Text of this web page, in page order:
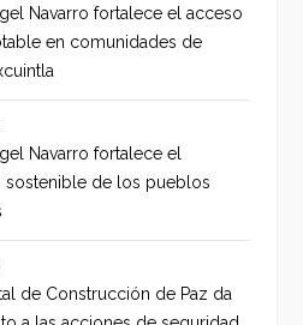
Navarro fortalece el acceso
en comunidades de
Navarro fortalece el
sostenible de los pueblos
de Construcción de Paz da